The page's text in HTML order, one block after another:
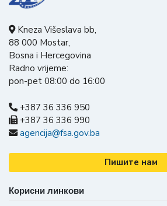
Kneza Višeslava bb,
88 000 Mostar,
Bosna i Hercegovina
Radno vrijeme:
pon-pet 08:00 do 16:00
+387 36 336 950
+387 36 336 990
agencija@fsa.gov.ba
Пишите нам
Корисни линкови